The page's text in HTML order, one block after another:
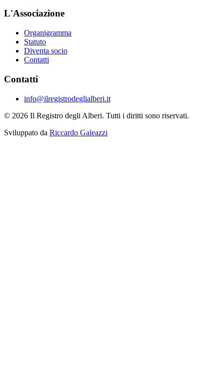
L'Associazione
Organigramma
Statuto
Diventa socio
Contatti
Contatti
info@ilregistrodeglialberi.it
© 2026 Il Registro degli Alberi. Tutti i diritti sono riservati.
Sviluppato da Riccardo Galeazzi